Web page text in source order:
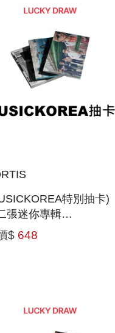
特別抽卡)
張迷你專輯
」(韓國
版)
$ 648